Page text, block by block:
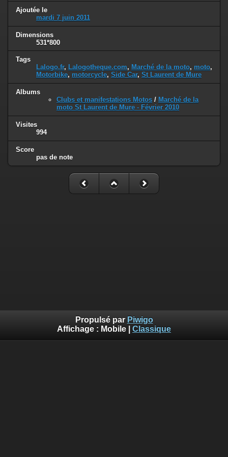
Ajoutée le
mardi 7 juin 2011
Dimensions
531*800
Tags
Lalogo.fr, Lalogotheque.com, Marché de la moto, moto,
Motorbike, motorcycle, Side Car, St Laurent de Mure
Albums
Clubs et manifestations Motos / Marché de la
moto St Laurent de Mure - Février 2010
Visites
994
Score
pas de note
Propulsé par Piwigo
Affichage : Mobile Classique